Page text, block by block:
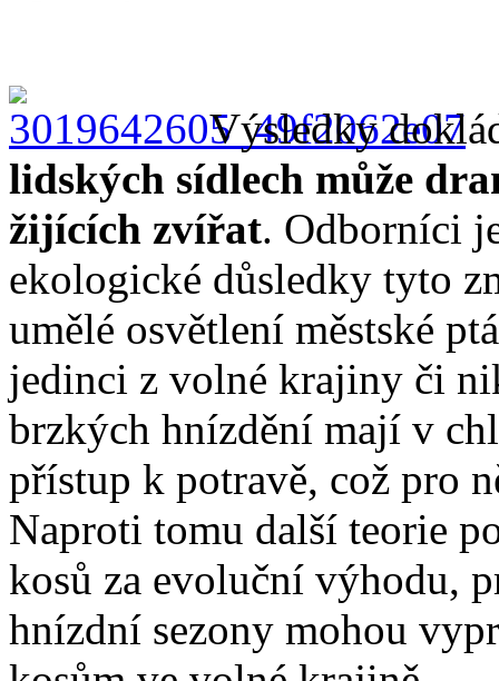
Výsledky
lidských sídlech může
žijících zvířat. Odborníci
ekologické důsledky tyto
umělé osvětlení městské
jedinci z volné krajiny či
brzkých hnízdění mají v
přístup k potravě, což pro
Naproti tomu další teorie
kosů za evoluční výhodu,
hnízdní sezony mohou